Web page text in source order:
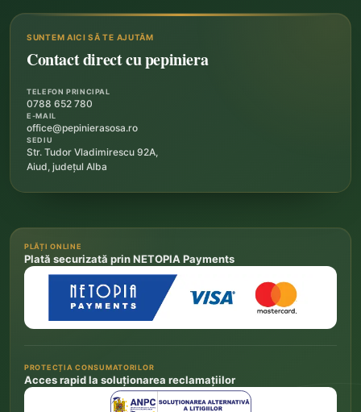
SUNTEM AICI SĂ TE AJUTĂM
Contact direct cu pepiniera
TELEFON PRINCIPAL
0788 652 780
E-MAIL
office@pepinierasosa.ro
SEDIU
Str. Tudor Vladimirescu 92A,
Aiud, județul Alba
PLĂȚI ONLINE
Plată securizată prin NETOPIA Payments
PROTECȚIA CONSUMATORILOR
Acces rapid la soluționarea reclamațiilor